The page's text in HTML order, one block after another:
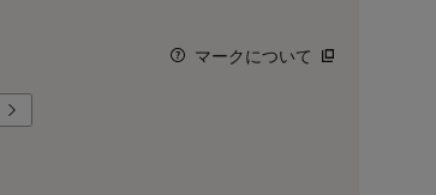
マークについて